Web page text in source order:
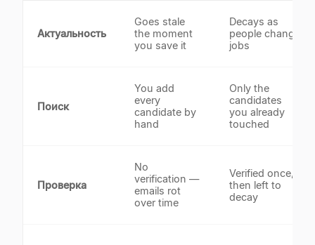
Актуальность
Goes stale
the moment
you save it
Decays as
people change
jobs
Поиск
You add
every
candidate by
hand
Only the
candidates
you already
touched
Проверка
No
verification —
emails rot
over time
Verified once,
then left to
decay